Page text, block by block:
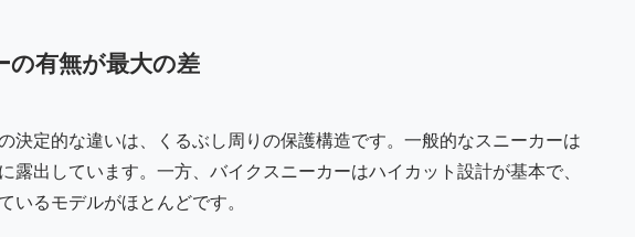
の有無が最大の差
決定的な違いは、くるぶし周りの保護構造です。一般的なスニーカーは
露出しています。一方、バイクスニーカーはハイカット設計が基本で、
いるモデルがほとんどです。